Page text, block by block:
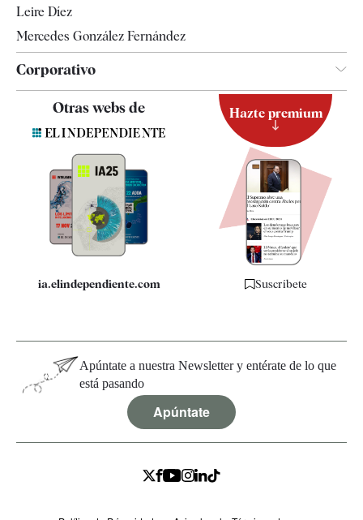
Leire Díez
Mercedes González Fernández
Corporativo
Quiénes somos
Especificaciones
Otras webs de
ia.elindependiente.com
Hazte premium
Suscríbete
Apúntate a nuestra Newsletter y entérate de lo que
está pasando
Apúntate